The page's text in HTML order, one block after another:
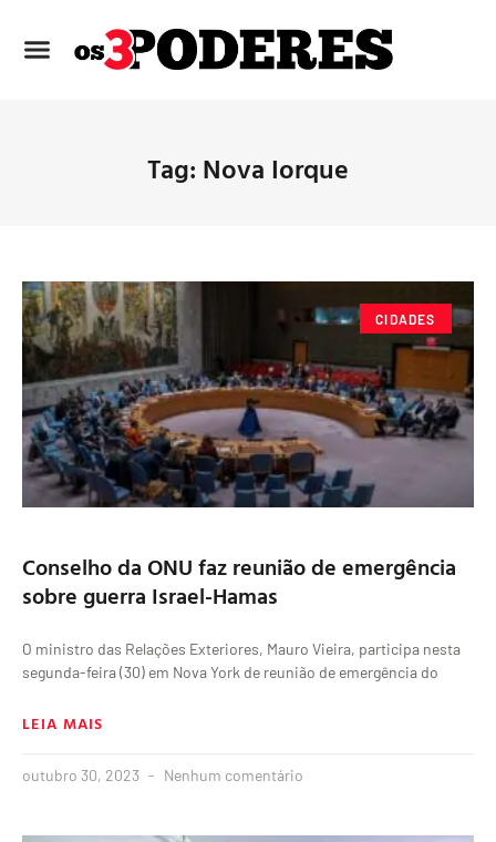
Tag: Nova Iorque
CIDADES
Conselho da ONU faz reunião de emergência
sobre guerra Israel-Hamas
O ministro das Relações Exteriores, Mauro Vieira, participa nesta
segunda-feira (30) em Nova York de reunião de emergência do
LEIA MAIS
outubro 30, 2023 Nenhum comentário